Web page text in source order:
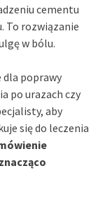
cementu
To rozwiązanie
w bólu.
poprawy
po urazach czy
aby
się do leczenia